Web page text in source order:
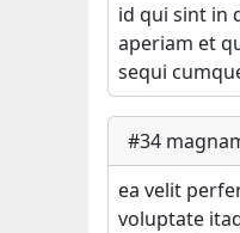
id qui sint in
aperiam et
sequi
#34
ea velit
voluptate